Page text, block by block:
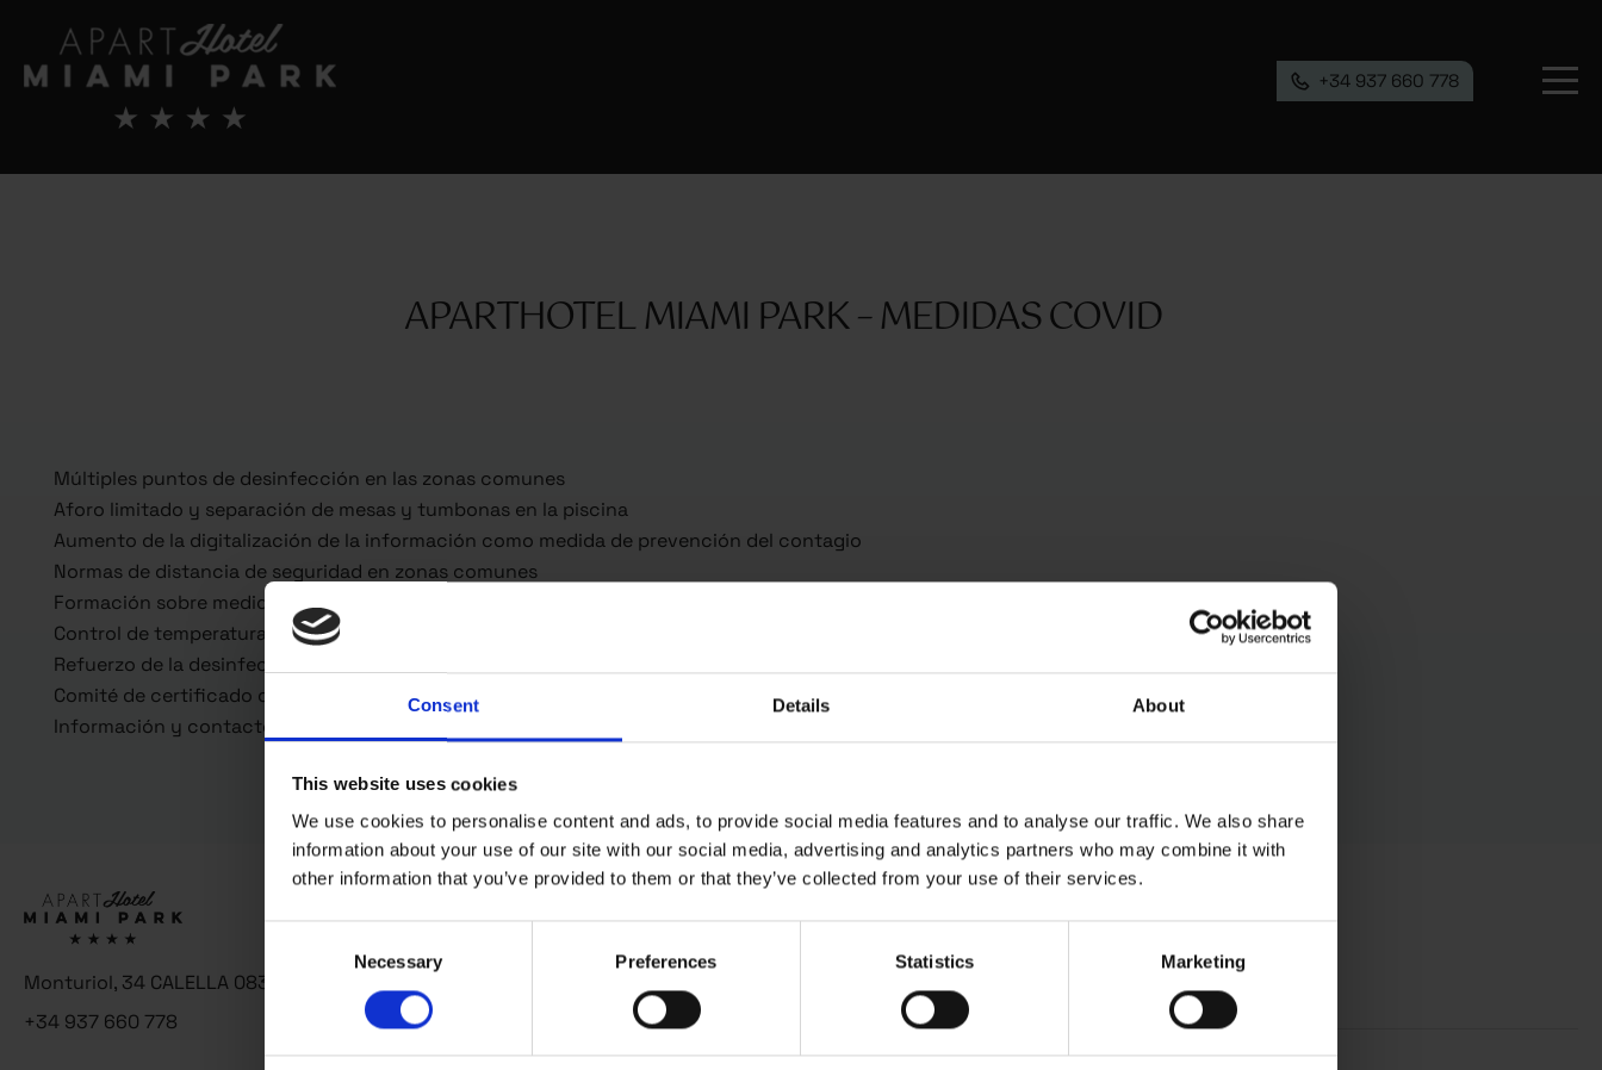
Consent Details About
This website uses cookies
We use cookies to personalise content and ads, to provide social media features and to analyse our traffic. We also share
information about your use of our site with our social media, advertising and analytics partners who may combine it with
other information that you’ve provided to them or that they’ve collected from your use of their services.
Necessary Preferences Statistics Marketing
+34 937 660 778
APARTHOTEL MIAMI PARK – MEDIDAS COVID
Múltiples puntos de desinfección en las zonas comunes
Aforo limitado y separación de mesas y tumbonas en la piscina
Aumento de la digitalización de la información como medida de prevención del contagio
Normas de distancia de seguridad en zonas comunes
Formación sobre medidas de prevención del Covid-19 y dotación de EPIs al personal
Control de temperatura de todo el personal al empezar y acabar la jornada laboral
Refuerzo de la desinfección de apartamentos y zonas comunes
Comité de certificado de prevención implementando medidas como establecimiento seguro
Información y contacto del centro sanitario más cercano
Monturiol, 34 CALELLA 08370 Barcelona
+34 937 660 778